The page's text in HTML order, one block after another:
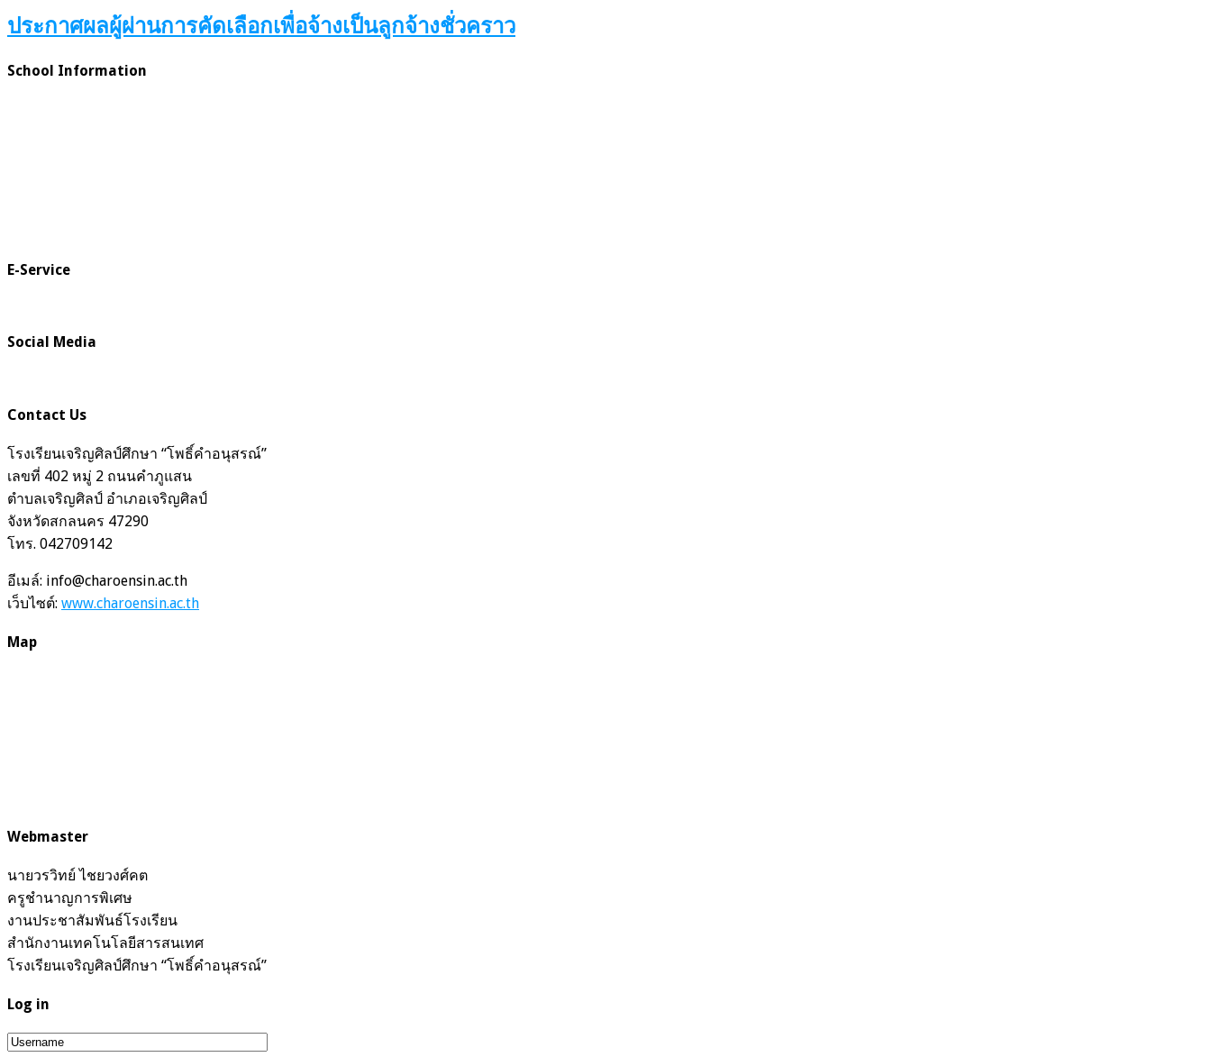
ประกาศผลผู้ผ่านการคัดเลือกเพื่อจ้างเป็นลูกจ้างชั่วคราว
School Information
E-Service
Social Media
Contact Us
โรงเรียนเจริญศิลป์ศึกษา “โพธิ์คำอนุสรณ์”
เลขที่ 402 หมู่ 2 ถนนคำภูแสน
ตำบลเจริญศิลป์ อำเภอเจริญศิลป์
จังหวัดสกลนคร 47290
โทร. 042709142
อีเมล์: info@charoensin.ac.th
เว็บไซต์: www.charoensin.ac.th
Map
Webmaster
นายวรวิทย์ ไชยวงศ์คต
ครูชำนาญการพิเศษ
งานประชาสัมพันธ์โรงเรียน
สำนักงานเทคโนโลยีสารสนเทศ
โรงเรียนเจริญศิลป์ศึกษา “โพธิ์คำอนุสรณ์”
Log in